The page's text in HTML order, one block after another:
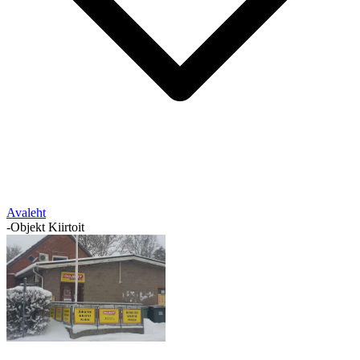
Avaleht
-Objekt Kiirtoit